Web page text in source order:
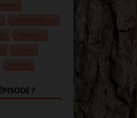
Nouvelle Zélande
Roumanie
Taiwan
Vietnam
?